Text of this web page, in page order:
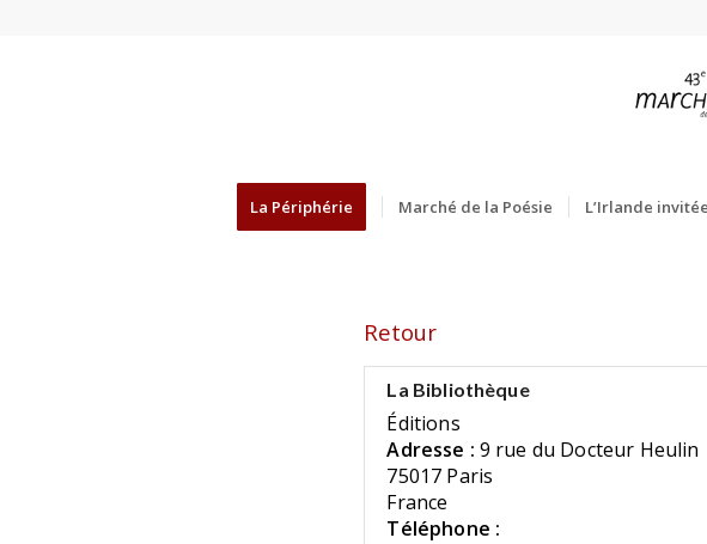
La Périphérie Marché de la Poésie L’Irlande
Retour
La Bibliothèque
Éditions
Adresse : 9 rue du Docteur Heulin
75017 Paris
France
Téléphone :